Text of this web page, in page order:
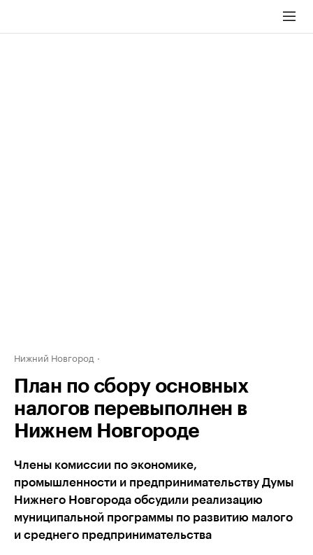
Нижний Новгород
План по сбору основных
налогов перевыполнен в
Нижнем Новгороде
Члены комиссии по экономике,
промышленности и предпринимательству Думы
Нижнего Новгорода обсудили реализацию
муниципальной программы по развитию малого
и среднего предпринимательства